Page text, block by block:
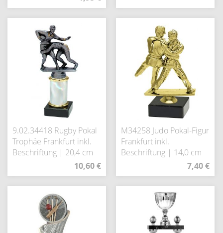
9.02.34418 Rugby Pokal
Trophäe Frankfurt inkl.
Beschriftung | 20,4 cm
10,60 €
M34258 Judo Pokal-Figur
Frankfurt inkl.
Beschriftung | 14,0 cm
7,40 €